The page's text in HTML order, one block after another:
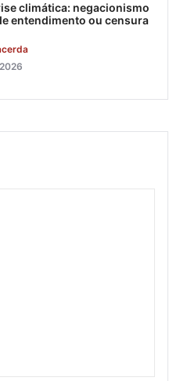
climática: negacionismo
entendimento ou censura